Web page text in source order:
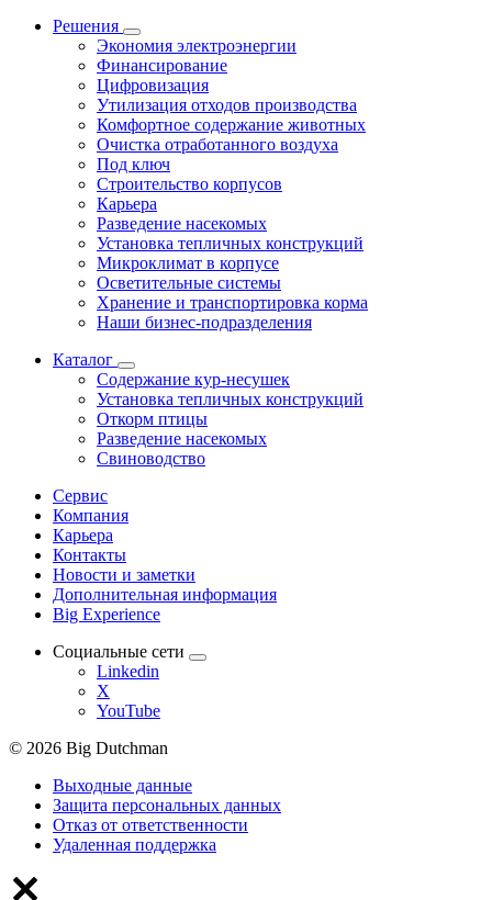
Решения
Экономия электроэнергии
Финансирование
Цифровизация
Утилизация отходов производства
Комфортное содержание животных
Очистка отработанного воздуха
Под ключ
Строительство корпусов
Карьера
Разведение насекомых
Установка тепличных конструкций
Микроклимат в корпусе
Осветительные системы
Хранение и транспортировка корма
Наши бизнес-подразделения
Каталог
Содержание кур-несушек
Установка тепличных конструкций
Откорм птицы
Разведение насекомых
Свиноводство
Сервис
Компания
Карьера
Контакты
Новости и заметки
Дополнительная информация
Big Experience
Социальные сети
Linkedin
X
YouTube
© 2026 Big Dutchman
Выходные данные
Защита персональных данных
Отказ от ответственности
Удаленная поддержка